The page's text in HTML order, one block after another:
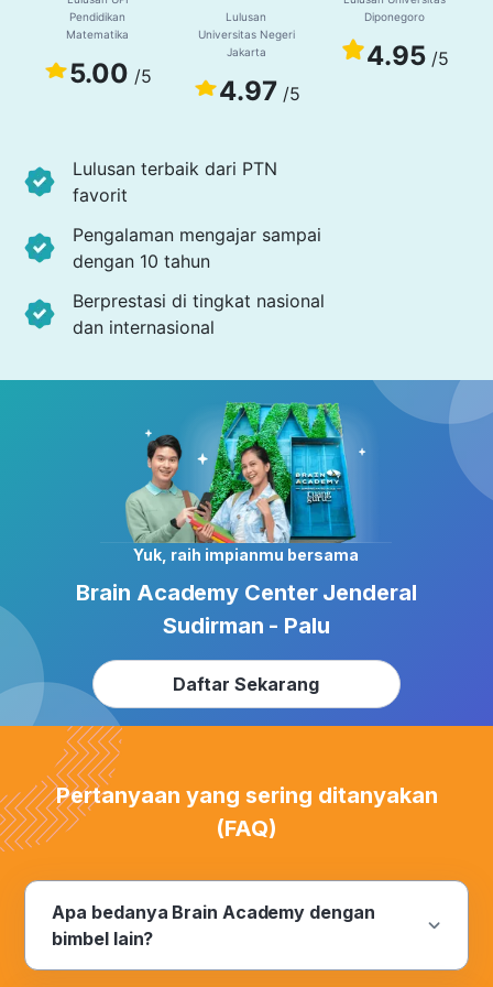
Pendidikan
Matematika
5.00 /5
Lulusan
Universitas Negeri
Jakarta
4.97 /5
Diponegoro
4.95 /5
Lulusan terbaik dari PTN
favorit
Pengalaman mengajar sampai
dengan 10 tahun
Berprestasi di tingkat nasional
dan internasional
Yuk, raih impianmu bersama
Brain Academy Center Jenderal
Sudirman - Palu
Daftar Sekarang
Pertanyaan yang sering ditanyakan
(FAQ)
Apa bedanya Brain Academy dengan
bimbel lain?